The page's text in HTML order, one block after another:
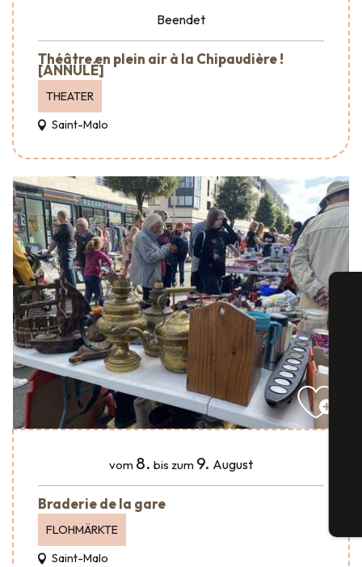
Beendet
Théâtre en plein air à la Chipaudière !
[ANNULÉ]
THEATER
Saint-Malo
vom 8. bis zum 9. August
Braderie de la gare
FLOHMÄRKTE
Saint-Malo